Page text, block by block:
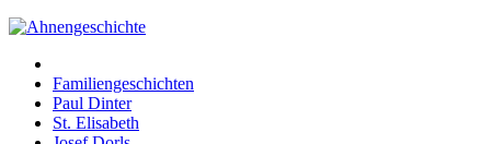
Familiengeschichten
Paul Dinter
St. Elisabeth